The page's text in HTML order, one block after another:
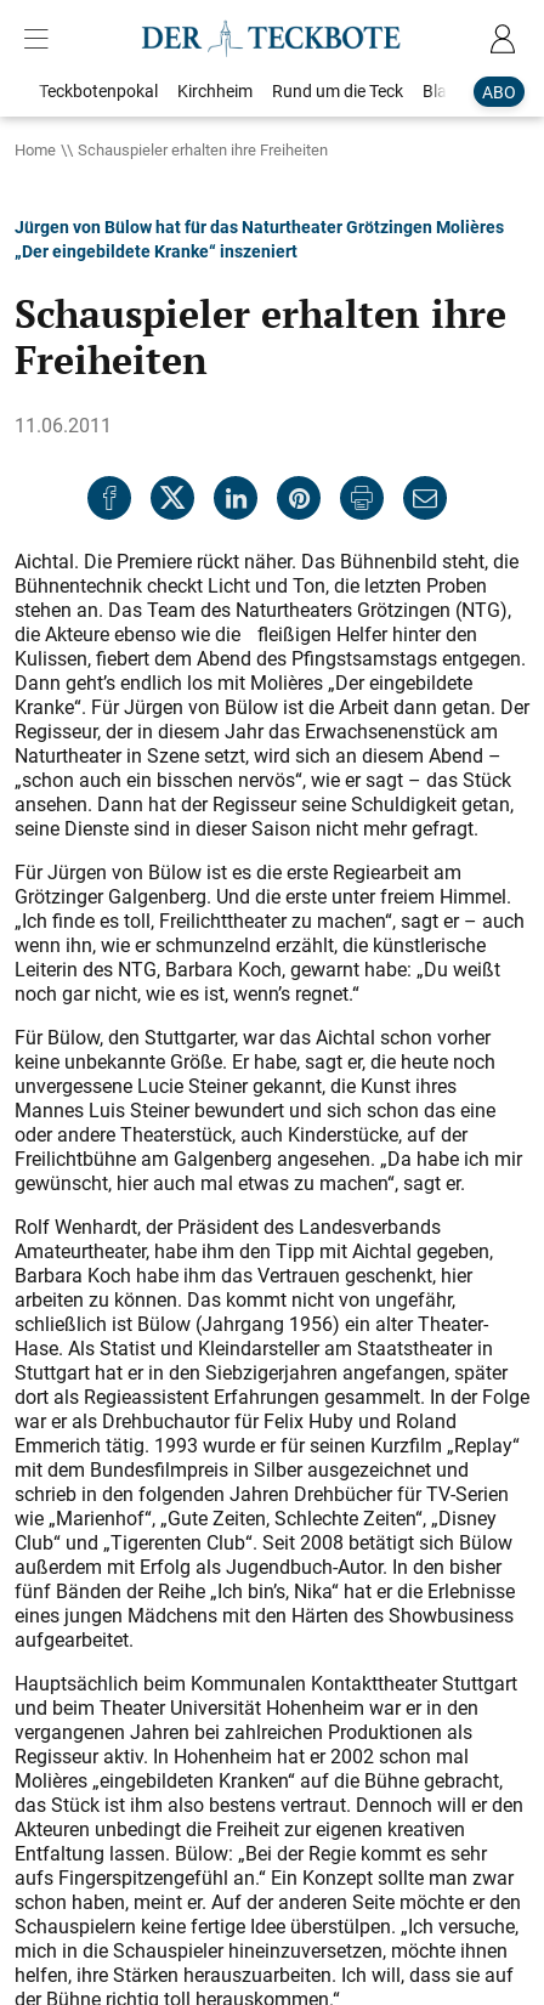
ABO
Teckbotenpokal Kirchheim Rund um die Teck Blaulicht
Home Schauspieler erhalten ihre Freiheiten
Jürgen von Bülow hat für das Naturtheater Grötzingen Molières
„Der eingebildete Kranke“ inszeniert
Schauspieler erhalten ihre
Freiheiten
11.06.2011
Aichtal. Die Premiere rückt näher. Das Bühnenbild steht, die
Bühnentechnik checkt Licht und Ton, die letzten Proben
stehen an. Das Team des Naturtheaters Grötzingen (NTG),
die Akteure ebenso wie die fleißigen Helfer hinter den
Kulissen, fiebert dem Abend des Pfingstsamstags entgegen.
Dann geht’s endlich los mit Molières „Der eingebildete
Kranke“. Für Jürgen von Bülow ist die Arbeit dann getan. Der
Regisseur, der in diesem Jahr das Erwachsenenstück am
Naturtheater in Szene setzt, wird sich an diesem Abend –
„schon auch ein bisschen nervös“, wie er sagt – das Stück
ansehen. Dann hat der Regisseur seine Schuldigkeit getan,
seine Dienste sind in dieser Saison nicht mehr gefragt.
Für Jürgen von Bülow ist es die erste Regiearbeit am
Grötzinger Galgenberg. Und die erste unter freiem Himmel.
„Ich finde es toll, Freilichttheater zu machen“, sagt er – auch
wenn ihn, wie er schmunzelnd erzählt, die künstlerische
Leiterin des NTG, Barbara Koch, gewarnt habe: „Du weißt
noch gar nicht, wie es ist, wenn’s regnet.“
Für Bülow, den Stuttgarter, war das Aichtal schon vorher
keine unbekannte Größe. Er habe, sagt er, die heute noch
unvergessene Lucie Steiner gekannt, die Kunst ihres
Mannes Luis Steiner bewundert und sich schon das eine
oder andere Theaterstück, auch Kinderstücke, auf der
Freilichtbühne am Galgenberg angesehen. „Da habe ich mir
gewünscht, hier auch mal etwas zu machen“, sagt er.
Rolf Wenhardt, der Präsident des Landesverbands
Amateurtheater, habe ihm den Tipp mit Aichtal gegeben,
Barbara Koch habe ihm das Vertrauen geschenkt, hier
arbeiten zu können. Das kommt nicht von ungefähr,
schließlich ist Bülow (Jahrgang 1956) ein alter Theater-
Hase. Als Statist und Kleindarsteller am Staatstheater in
Stuttgart hat er in den Siebzigerjahren angefangen, später
dort als Regieassistent Erfahrungen gesammelt. In der Folge
war er als Drehbuchautor für Felix Huby und Roland
Emmerich tätig. 1993 wurde er für seinen Kurzfilm „Replay“
mit dem Bundesfilmpreis in Silber ausgezeichnet und
schrieb in den folgenden Jahren Drehbücher für TV-Serien
wie „Marienhof“, „Gute Zeiten, Schlechte Zeiten“, „Disney
Club“ und „Tiger­enten Club“. Seit 2008 betätigt sich Bülow
außerdem mit Erfolg als Jugendbuch-Autor. In den bisher
fünf Bänden der Reihe „Ich bin’s, Nika“ hat er die Erlebnisse
eines jungen Mädchens mit den Härten des Showbusiness
aufgearbeitet.
Hauptsächlich beim Kommunalen Kontakttheater Stuttgart
und beim Theater Universität Hohenheim war er in den
vergangenen Jahren bei zahlreichen Produktionen als
Regisseur aktiv. In Hohenheim hat er 2002 schon mal
Molières „eingebildeten Kranken“ auf die Bühne gebracht,
das Stück ist ihm also bestens vertraut. Dennoch will er den
Akteuren unbedingt die Freiheit zur eigenen kreativen
Entfaltung lassen. Bülow: „Bei der Regie kommt es sehr
aufs Fingerspitzengefühl an.“ Ein Konzept sollte man zwar
schon haben, meint er. Auf der anderen Seite möchte er den
Schauspielern keine fertige Idee überstülpen. „Ich versuche,
mich in die Schauspieler hineinzuversetzen, möchte ihnen
helfen, ihre Stärken herauszuarbeiten. Ich will, dass sie auf
der Bühne richtig toll herauskommen.“